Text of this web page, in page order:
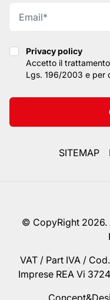
Privacy policy
Privacy policy
Accetto il
Lgs. 196/2003 e per
SITEMAP
© CopyRight 2026.
VAT / Part IVA /
Imprese REA Vi